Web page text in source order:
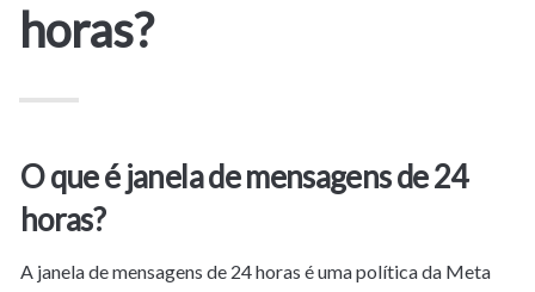
horas?
O que é janela de mensagens de 24
horas?
A janela de mensagens de 24 horas é uma política da Meta